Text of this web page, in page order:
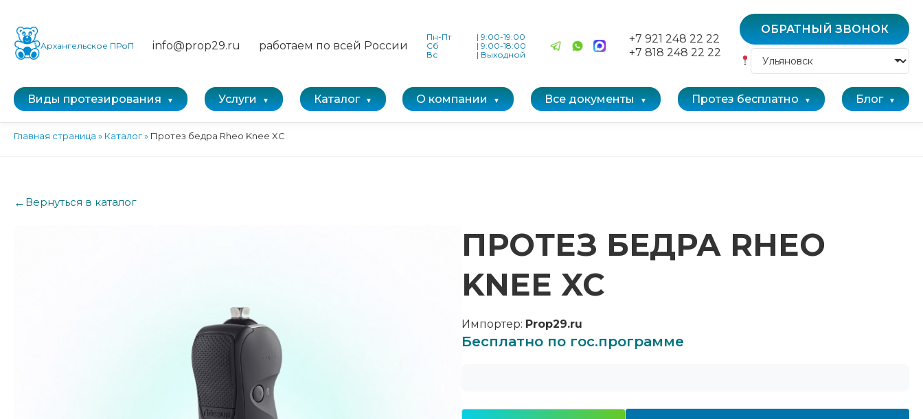
Архангельское ПРоП info@prop29.ru работаем по всей России
Пн-Пт | 9:00-19:00
Сб
| 9:00-18:00
Вс
| Выходной
+7 921 248 22 22
+7 818 248 22 22
ОБРАТНЫЙ ЗВОНОК
Виды протезирования Услуги Каталог О компании Все документы Протез бесплатно Блог
Главная страница » Каталог» Протез бедра Rheo Knee XC
← Вернуться в каталог
ПРОТЕЗ БЕДРА RHEO
KNEE XC
Импортер: Prop29.ru
Бесплатно по гос.программе